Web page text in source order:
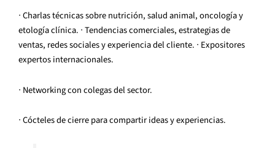
∙ Charlas técnicas sobre nutrición, salud animal, oncología y
etología clínica. ∙ Tendencias comerciales, estrategias de
ventas, redes sociales y experiencia del cliente. ∙ Expositores
expertos internacionales.
∙ Networking con colegas del sector.
∙ Cócteles de cierre para compartir ideas y experiencias.